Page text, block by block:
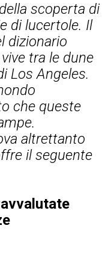
scoperta di
di lucertole. Il
dizionario
tra le dune
Los Angeles.
che queste
altrettanto
il seguente